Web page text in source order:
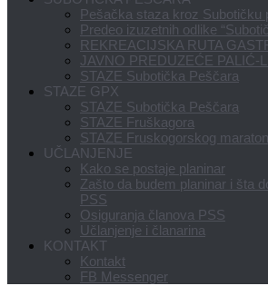
Pešačka staza kroz Subotičku
Predeo izuzetnih odlike
REKREACIJSKA RUTA
JAVNO PREDUZEĆE PALIĆ-
STAZE Subotička Peščara
STAZE GPX
STAZE Subotička Peščara
STAZE Fruškagora
STAZE Fruskogorskog
UČLANJENJE
Kako se postaje planinar
Zašto da budem planinar i šta
PSS
Osiguranja članova PSS
Učlanjenje i članarina
KONTAKT
Kontakt
FB Messenger